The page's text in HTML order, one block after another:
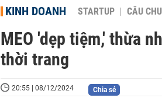
KINH DOANH STARTUP CÂU
MEO 'dẹp tiệm,' thừa
thời trang
20:55 | 08/12/2024 Chia sẻ